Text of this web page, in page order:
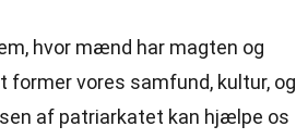
hvor mænd har magten og
former vores samfund, kultur, og
af patriarkatet kan hjælpe os